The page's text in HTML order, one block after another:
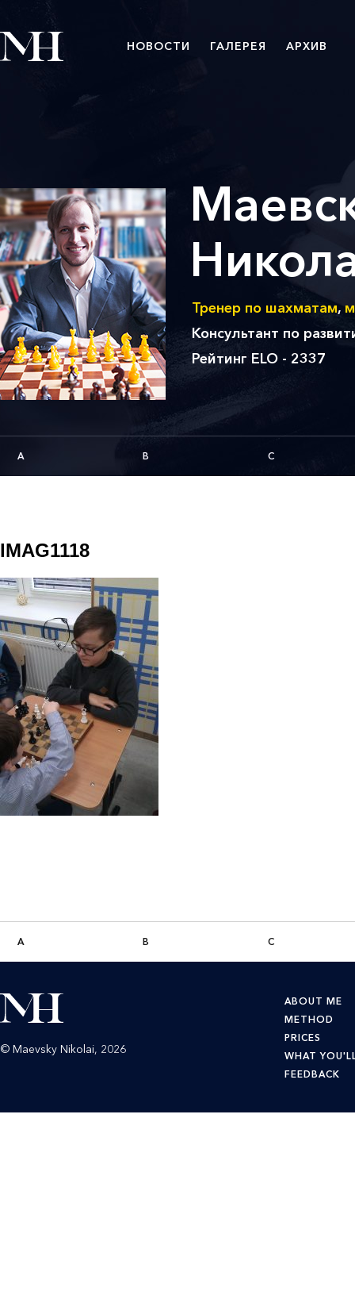
НОВОСТИ ГАЛЕРЕЯ АРХИВ
Тренер по шахматам,
Консультант по
Рейтинг ELO - 2337
A B C
IMAG1118
A B C
© Maevsky Nikolai, 2026
ABOUT ME
METHOD
PRICES
WHAT
FEEDBACK